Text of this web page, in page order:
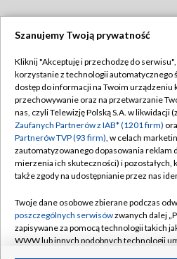
TVP
Abonament TVP
Emisja w TVP
Centrum informacji TVP
Naziemna Telewizja Cyfrowa
Rada Programowa
System NOS
Polityka
Moje
Szanujemy Twoją prywatność
Kliknij "Akceptuję i przechodzę do serwisu",
korzystanie z technologii automatycznego
dostęp do informacji na Twoim urządzeniu
przechowywanie oraz na przetwarzanie
nas, czyli Telewizję Polską S.A. w likwidacji
Zaufanych Partnerów z IAB* (1201 firm)
Partnerów TVP (93 firm), w celach
zautomatyzowanego dopasowania reklam
mierzenia ich skuteczności) i pozostałych,
także zgody na udostępnianie przez nas
Twoje dane osobowe zbierane podczas
poszczególnych serwisówzwanych dalej
zapisywane za pomocą technologii takich
WWW lub innych podobnych technologii